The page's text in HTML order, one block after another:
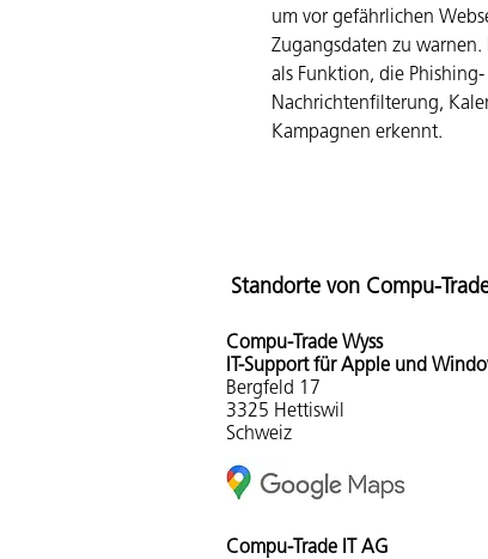
um vor gefährlichen
Zugangsdaten zu
als Funktion, die
Nachrichtenfilterung,
Kampagnen erkennt.
Standorte von Compu-
Compu-Trade Wyss
IT-Support für Apple und
Bergfeld 17
3325 Hettiswil
Schweiz
Compu-Trade IT AG